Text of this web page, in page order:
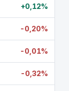
+0,12%
-0,20%
-0,01%
-0,32%